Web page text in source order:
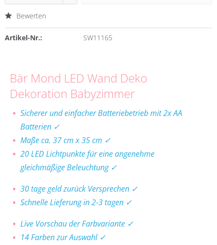
Bewerten
Artikel-Nr.: SW11165
Bär Mond LED Wand Deko
Dekoration Babyzimmer
Sicherer und einfacher Batteriebetrieb mit 2x AA
Batterien ✓
Maße ca. 37 cm x 35 cm ✓
20 LED Lichtpunkte für eine angenehme
gleichmäßige Beleuchtung ✓
30 tage geld zurück Versprechen ✓
Schnelle Lieferung in 2-3 tagen ✓
Live Vorschau der Farbvariante ✓
14 Farben zur Auswahl ✓